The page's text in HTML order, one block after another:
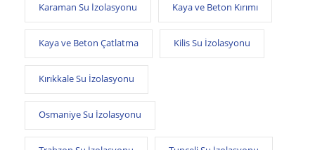
Karaman Su İzolasyonu Kaya ve Beton Kırımı
Kaya ve Beton Çatlatma Kilis Su İzolasyonu
Kırıkkale Su İzolasyonu
Osmaniye Su İzolasyonu